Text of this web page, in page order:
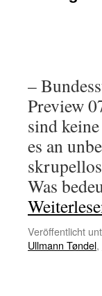
–
Preview
sind
es an
Was
Veröffentlicht
Ullmann Tøndel,